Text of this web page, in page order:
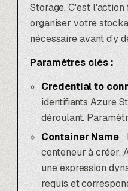
Storage. C'est
organiser votre
nécessaire avant d'y
Paramètres clés :
Credential to
identifiants Azure
déroulant.
Container Name :
conteneur à créer.
une expression
requis et